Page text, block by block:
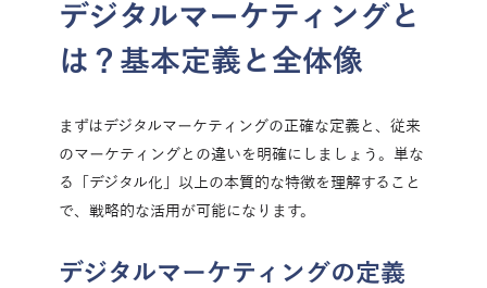
デジタルマーケティングと
は？基本定義と全体像
まずはデジタルマーケティングの正確な定義と、従来
のマーケティングとの違いを明確にしましょう。単な
る「デジタル化」以上の本質的な特徴を理解すること
で、戦略的な活用が可能になります。
デジタルマーケティングの定義